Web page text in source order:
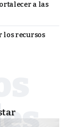
a las
los recursos